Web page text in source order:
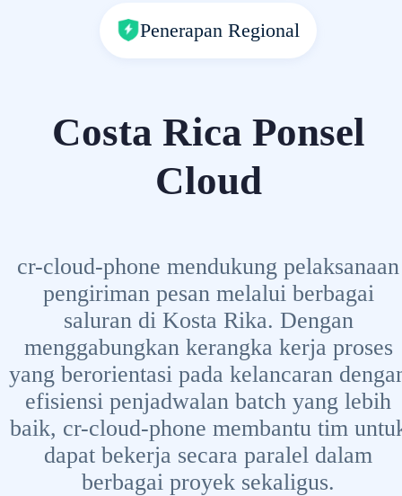
Penerapan Regional
Costa Rica Ponsel
Cloud
cr-cloud-phone mendukung pelaksanaan
pengiriman pesan melalui berbagai
saluran di Kosta Rika. Dengan
menggabungkan kerangka kerja proses
yang berorientasi pada kelancaran
efisiensi penjadwalan batch yang lebih
baik, cr-cloud-phone membantu tim
dapat bekerja secara paralel dalam
berbagai proyek sekaligus.